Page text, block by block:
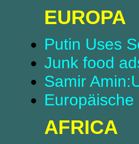
EUROPA
Putin Uses
Junk food
Samir
AFRICA